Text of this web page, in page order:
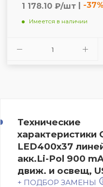
1 178.10 ₽/шт | -37%
Имеется в наличии
Технические
характеристики
LED400х37
акк.Li-Pol 900
движ. и освещ,
+ ПОДБОР ЗАМЕНЫ